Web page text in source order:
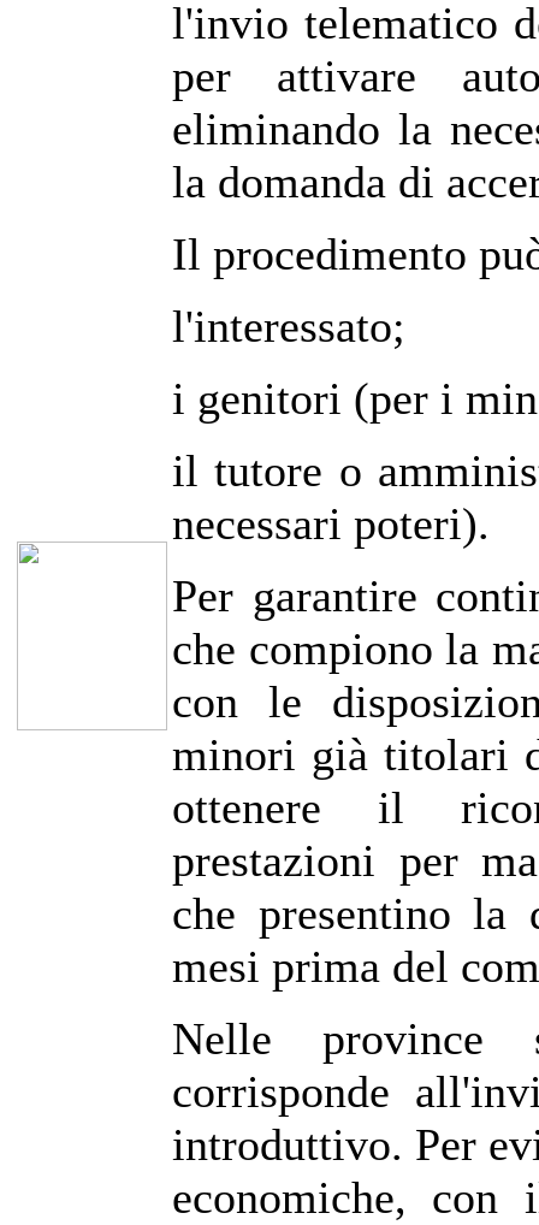
l'invio telematico
per attivare
eliminando la
la domanda di
Il procedimento
l'interessato;
i genitori (per i
il tutore o
necessari poteri).
Per garantire
che compiono la
con le
minori già titolari
ottenere il
prestazioni per
che presentino la
mesi prima del
Nelle province
corrisponde
introduttivo. Per
economiche,